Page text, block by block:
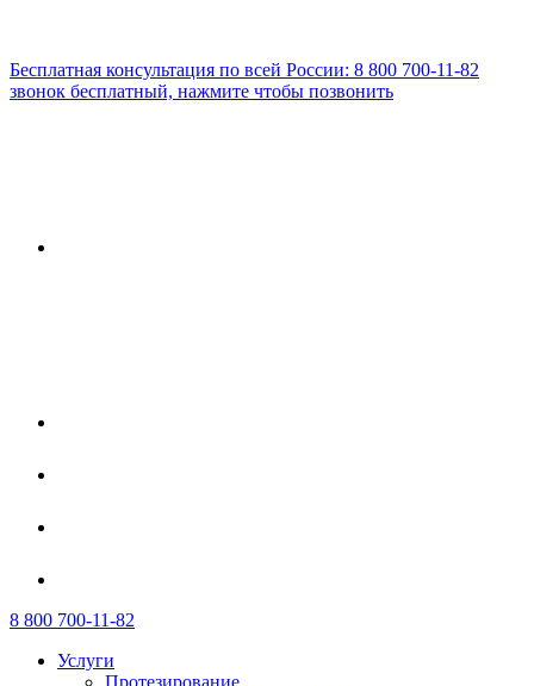
Бесплатная консультация по всей России: 8 800 700-11-82
звонок бесплатный, нажмите чтобы позвонить
8 800 700-11-82
Услуги
Протезирование